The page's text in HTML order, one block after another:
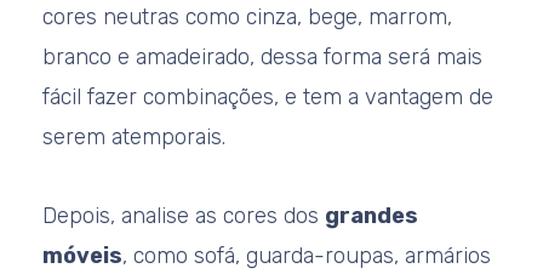
cores neutras como cinza, bege, marrom,
branco e amadeirado, dessa forma será mais
fácil fazer combinações, e tem a vantagem de
serem atemporais.
Depois, analise as cores dos grandes
móveis, como sofá, guarda-roupas, armários